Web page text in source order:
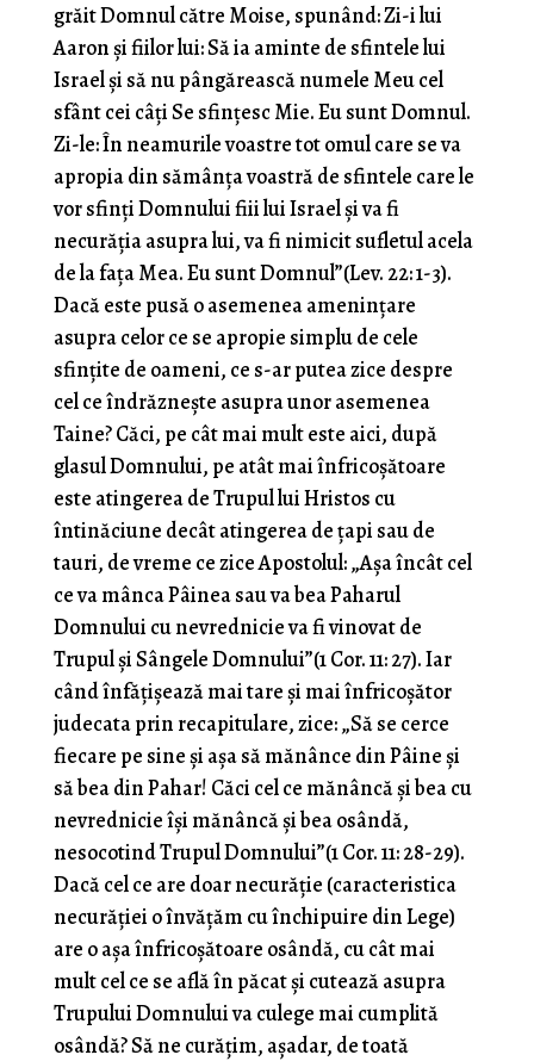
grăit Domnul către Moise, spunând: Zi-i lui
Aaron şi fiilor lui: Să ia aminte de sfintele lui
Israel şi să nu pângărească numele Meu cel
sfânt cei câţi Se sfinţesc Mie. Eu sunt Domnul.
Zi-le: În neamurile voastre tot omul care se va
apropia din sămânţa voastră de sfintele care le
vor sfinţi Domnului fiii lui Israel şi va fi
necurăţia asupra lui, va fi nimicit sufletul acela
de la faţa Mea. Eu sunt Domnul”(Lev. 22: 1-3).
Dacă este pusă o asemenea ameninţare
asupra celor ce se apropie simplu de cele
sfinţite de oameni, ce s-ar putea zice despre
cel ce îndrăzneşte asupra unor asemenea
Taine? Căci, pe cât mai mult este aici, după
glasul Domnului, pe atât mai înfricoşătoare
este atingerea de Trupul lui Hristos cu
întinăciune decât atingerea de ţapi sau de
tauri, de vreme ce zice Apostolul: „Aşa încât cel
ce va mânca Pâinea sau va bea Paharul
Domnului cu nevrednicie va fi vinovat de
Trupul şi Sângele Domnului”(1 Cor. 11: 27). Iar
când înfăţişează mai tare şi mai înfricoşător
judecata prin recapitulare, zice: „Să se cerce
fiecare pe sine şi aşa să mănânce din Pâine şi
să bea din Pahar! Căci cel ce mănâncă şi bea cu
nevrednicie îşi mănâncă şi bea osândă,
nesocotind Trupul Domnului”(1 Cor. 11: 28-29).
Dacă cel ce are doar necurăţie (caracteristica
necurăţiei o învăţăm cu închipuire din Lege)
are o aşa înfricoşătoare osândă, cu cât mai
mult cel ce se află în păcat şi cutează asupra
Trupului Domnului va culege mai cumplită
osândă? Să ne curăţim, aşadar, de toată